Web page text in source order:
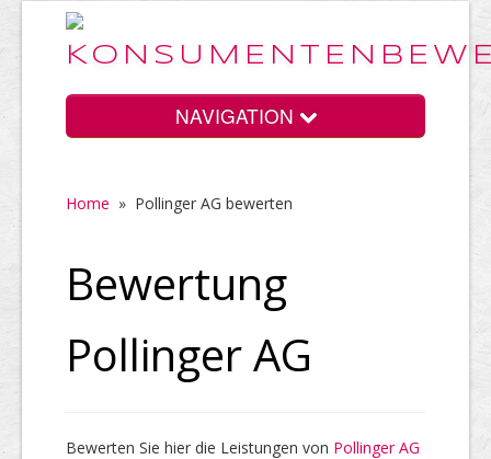
NAVIGATION
Home
Vorteile
Home » Pollinger AG bewerten
Bewertung
Pollinger AG
Bewerten Sie hier die Leistungen von Pollinger AG